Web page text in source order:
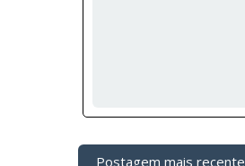
Postagem mais recente